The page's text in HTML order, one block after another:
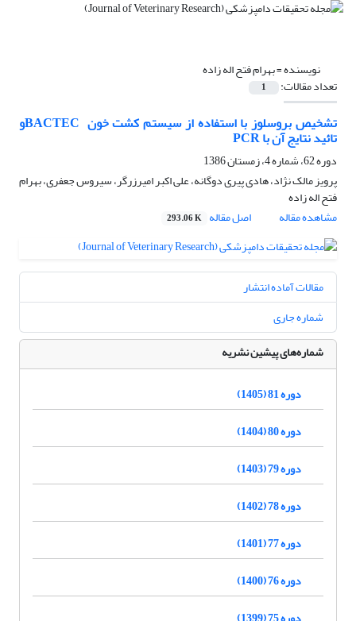
نویسنده =بهرام فتح اله زاده
تعداد مقالات: 1
تشخیص بروسلوز با استفاده از سیستم کشت خون ‌ BACTECو
تائید نتایج آن با PCR
دوره 62، شماره 4، زمستان 1386
پرویز مالک نژاد، هادی پیری دوگانه، علی اکبر امیرزرگر، سیروس جعفری، بهرام
فتح اله زاده
مشاهده مقاله
اصل مقاله 293.06 K
مقالات آماده انتشار
شماره جاری
شماره‌های پیشین نشریه
دوره 81 (1405)
دوره 80 (1404)
دوره 79 (1403)
دوره 78 (1402)
دوره 77 (1401)
دوره 76 (1400)